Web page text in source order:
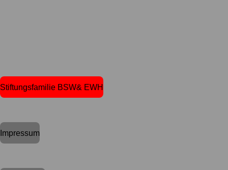
Stiftungsfamilie BSW& EWH
Impressum